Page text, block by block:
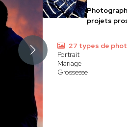
projets
27 types de
Portrait
Mariage
Grossesse